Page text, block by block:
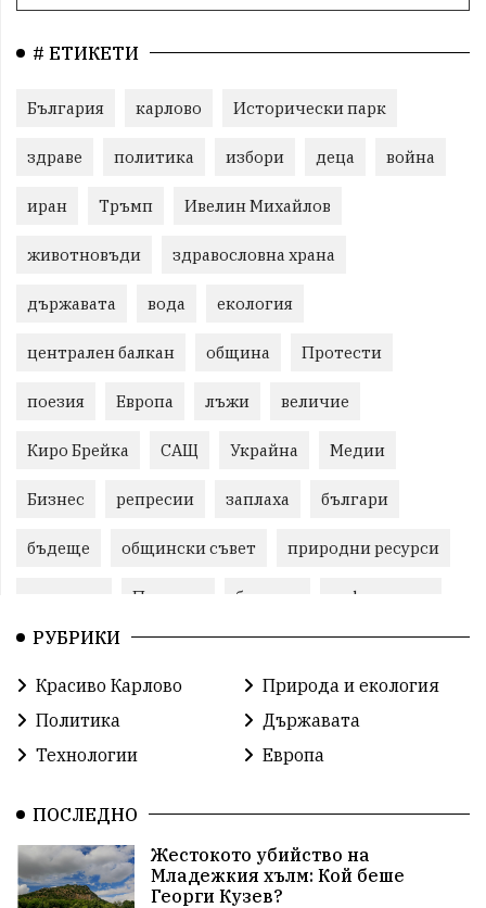
# ЕТИКЕТИ
България карлово Исторически парк
здраве политика избори деца война
иран Тръмп Ивелин Михайлов
животновъди здравословна храна
държавата вода екология
централен балкан община Протести
поезия Европа лъжи величие
Киро Брейка САЩ Украйна Медии
Бизнес репресии заплаха българи
бъдеще общински съвет природни ресурси
Пловдив бюджет референдум
Русия Бай Рибан
проекти гражданска позиция празник
Народно събрание справедливост
дух сметища
енергия родолюбие Родина
РУБРИКИ
Красиво Карлово
Природа и екология
Политика
Държавата
Технологии
Европа
ПОСЛЕДНО
Жестокото убийство на
Младежкия хълм: Кой беше
Георги Кузев?